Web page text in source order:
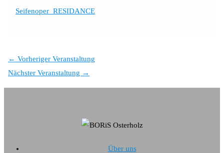
Seifenoper_RESIDANCE
← Vorheriger Veranstaltung
Nächster Veranstaltung →
Über uns